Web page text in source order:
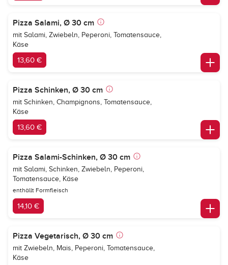
Pizza Salami, Ø 30 cm
mit Salami, Zwiebeln, Peperoni, Tomatensauce,
Käse
13,60 €
Pizza Schinken, Ø 30 cm
mit Schinken, Champignons, Tomatensauce,
Käse
13,60 €
Pizza Salami-Schinken, Ø 30 cm
mit Salami, Schinken, Zwiebeln, Peperoni,
Tomatensauce, Käse
enthällt Formfleisch
14,10 €
Pizza Vegetarisch, Ø 30 cm
mit Zwiebeln, Mais, Peperoni, Tomatensauce,
Käse